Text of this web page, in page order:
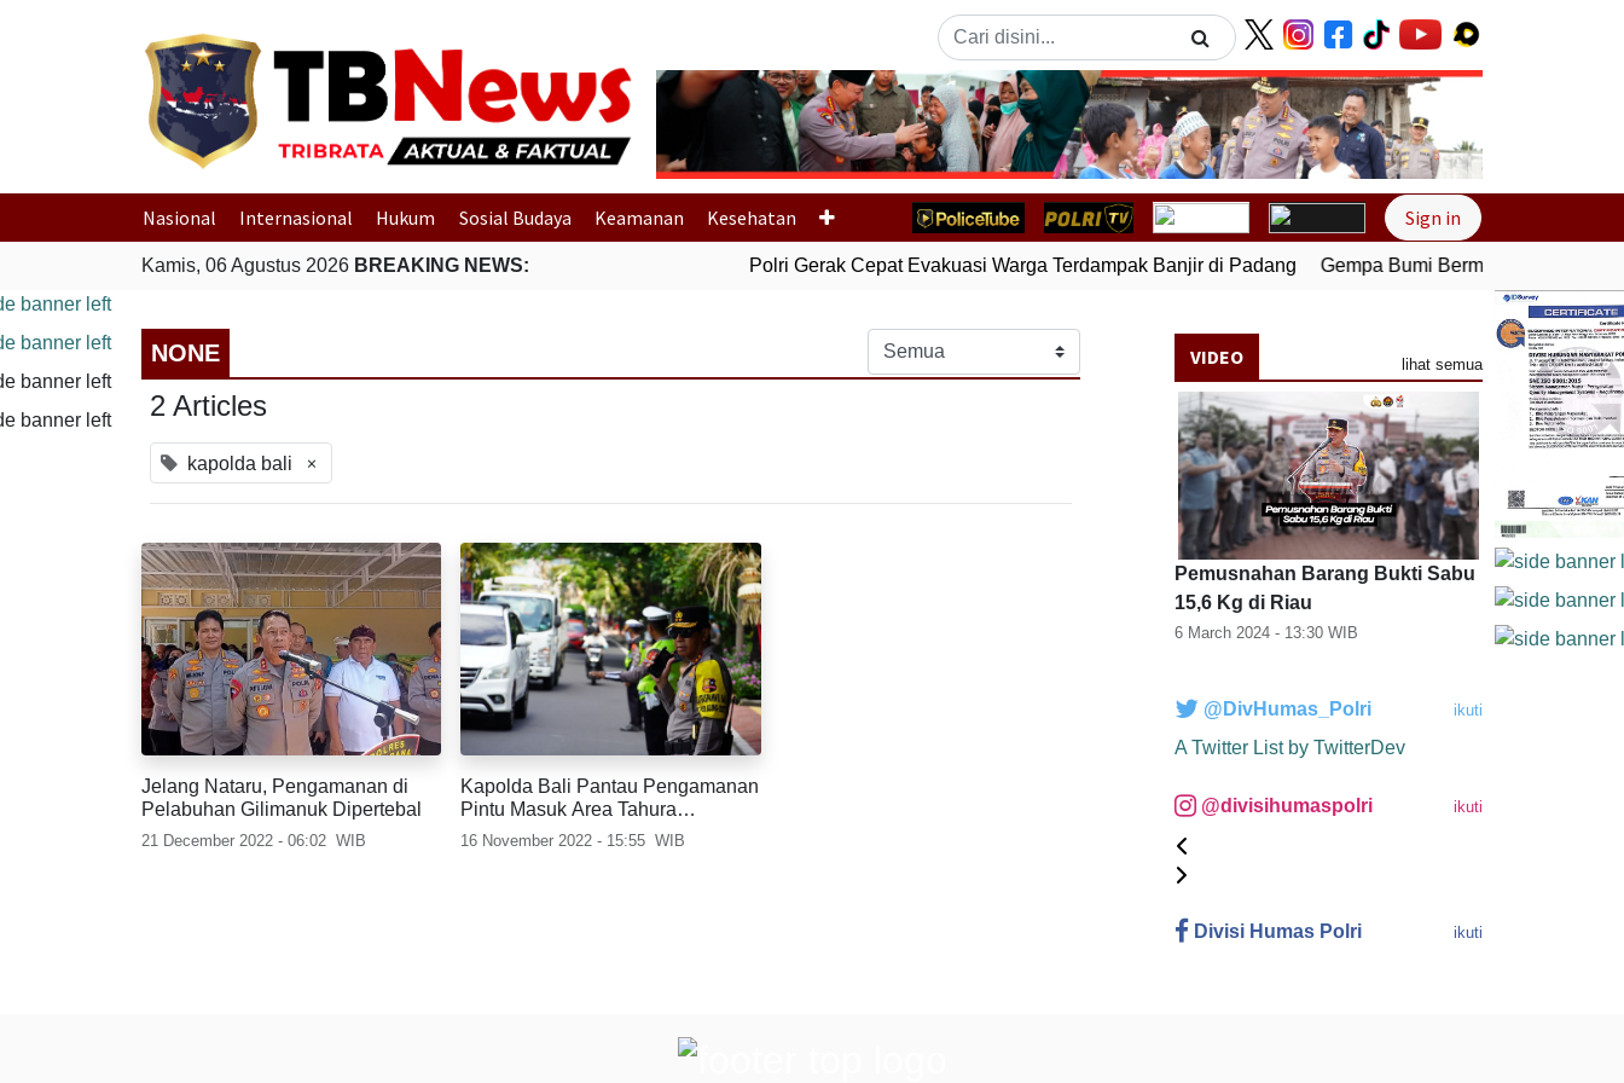
Previous Next
Nasional Internasional Hukum Sosial Budaya Keamanan Kesehatan Sign in
Kamis, 06 Agustus 2026 BREAKING NEWS: Polri Gerak Cepat Evakuasi Warga Terdampak Banjir di Padang Gempa Bumi Bermagnitudo 5,1
NONE
2 Articles
kapolda bali ×
Jelang Nataru, Pengamanan di
Pelabuhan Gilimanuk Dipertebal
21 December 2022 - 06:02 WIB
Kapolda Bali Pantau Pengamanan
Pintu Masuk Area Tahura
Mangrove
16 November 2022 - 15:55 WIB
VIDEO lihat semua
Pemusnahan Barang Bukti Sabu
15,6 Kg di Riau
6 March 2024 - 13:30 WIB
@DivHumas_Polri ikuti
A Twitter List by TwitterDev
@divisihumaspolri ikuti
Divisi Humas Polri ikuti